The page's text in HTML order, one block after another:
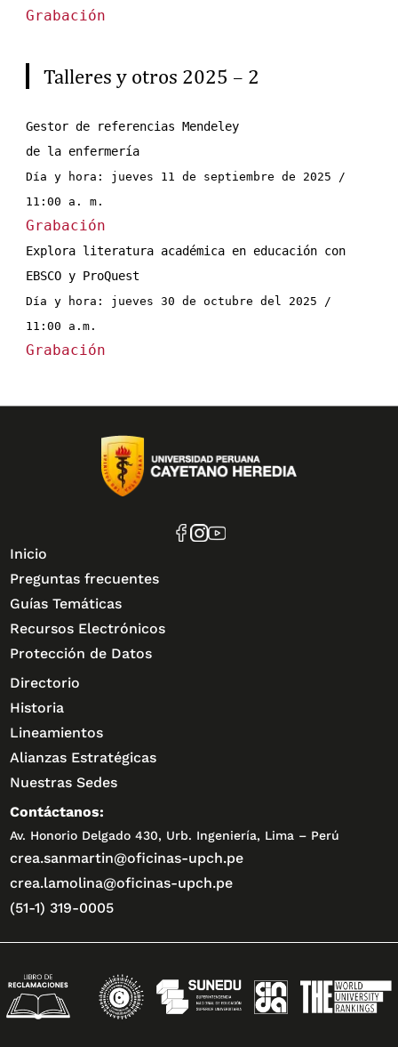
Grabación
Talleres y otros 2025 – 2
Gestor de referencias Mendeley
de la enfermería
Día y hora: jueves 11 de septiembre de 2025 /
11:00 a. m.
Grabación
Explora literatura académica en educación con
EBSCO y ProQuest
Día y hora: jueves 30 de octubre del 2025 /
11:00 a.m.
Grabación
Inicio
Preguntas frecuentes
Guías Temáticas
Recursos Electrónicos
Protección de Datos
Directorio
Historia
Lineamientos
Alianzas Estratégicas
Nuestras Sedes
Contáctanos:
Av. Honorio Delgado 430, Urb. Ingeniería, Lima – Perú
crea.sanmartin@oficinas-upch.pe
crea.lamolina@oficinas-upch.pe
(51-1) 319-0005